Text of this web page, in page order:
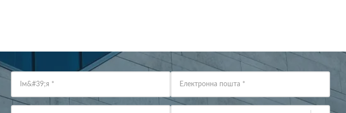
Ім&#39;я * Електронна пошта *